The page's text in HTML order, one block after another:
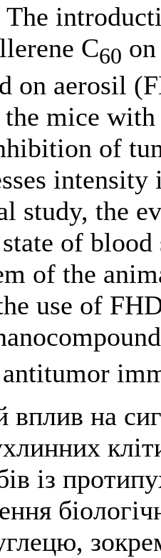
The
C60
on aerosil
mice with
of
study, the
of
of the
use of
на
із